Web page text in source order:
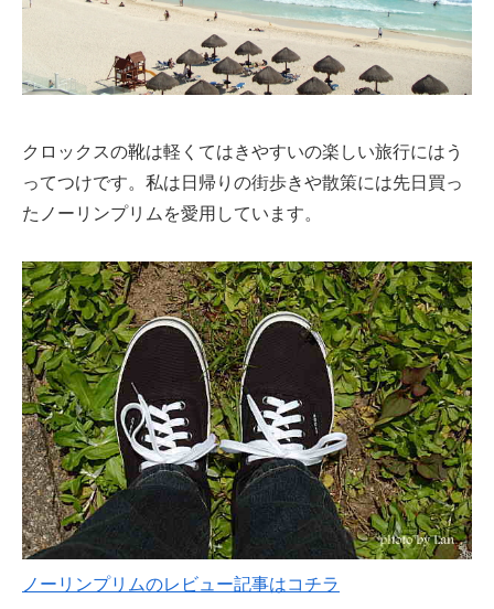
クロックスの靴は軽くてはきやすいの楽しい旅行にはう
ってつけです。私は日帰りの街歩きや散策には先日買っ
たノーリンプリムを愛用しています。
ノーリンプリムのレビュー記事はコチラ